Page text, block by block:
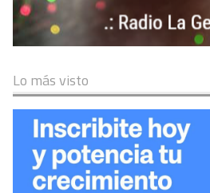
Lo más visto